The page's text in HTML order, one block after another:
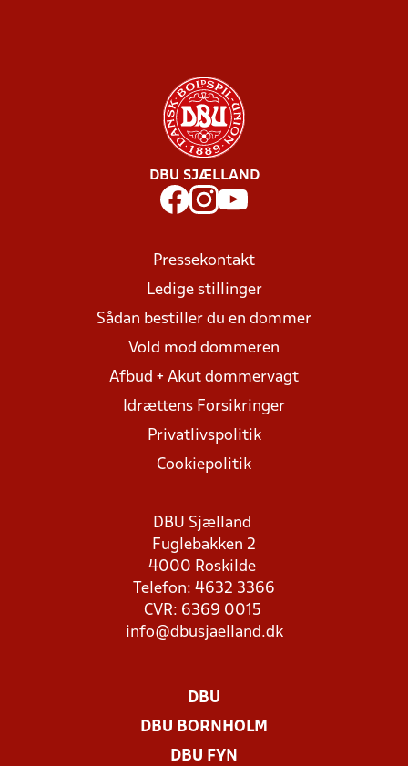
DBU SJÆLLAND
Pressekontakt
Ledige stillinger
Sådan bestiller du en dommer
Vold mod dommeren
Afbud + Akut dommervagt
Idrættens Forsikringer
Privatlivspolitik
Cookiepolitik
DBU Sjælland
Fuglebakken 2
4000 Roskilde
Telefon: 4632 3366
CVR: 6369 0015
info@dbusjaelland.dk
DBU
DBU BORNHOLM
DBU FYN